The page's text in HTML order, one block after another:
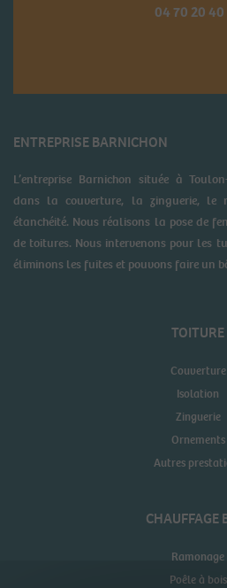
04 70 20 40
ENTREPRISE BARNICHON
L’entreprise Barnichon située à
dans la couverture, la zinguerie, le
étanchéité. Nous réalisons la pose de
de toitures. Nous intervenons pour les
éliminons les fuites et pouvons faire un
TOITURE
Couverture
Isolation
Zinguerie
Ornements
Autres
CHAUFFAGE
Ramonage
Poêle à bois